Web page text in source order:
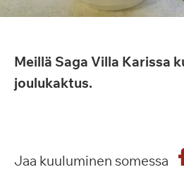
Meillä Saga Villa Karissa
joulukaktus.
Jaa kuuluminen somessa